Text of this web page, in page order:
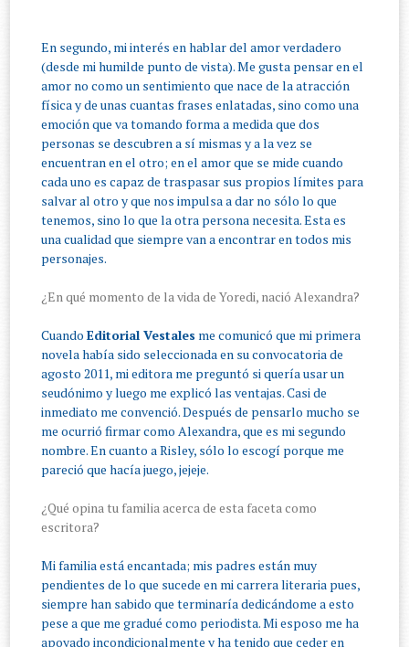
En segundo, mi interés en hablar del amor verdadero
(desde mi humilde punto de vista). Me gusta pensar en el
amor no como un sentimiento que nace de la atracción
física y de unas cuantas frases enlatadas, sino como una
emoción que va tomando forma a medida que dos
personas se descubren a sí mismas y a la vez se
encuentran en el otro; en el amor que se mide cuando
cada uno es capaz de traspasar sus propios límites para
salvar al otro y que nos impulsa a dar no sólo lo que
tenemos, sino lo que la otra persona necesita. Esta es
una cualidad que siempre van a encontrar en todos mis
personajes.
¿En qué momento de la vida de Yoredi, nació Alexandra?
CuandoEditorial Vestales me comunicó que mi primera
novela había sido seleccionada en su convocatoria de
agosto 2011, mi editora me preguntó si quería usar un
seudónimo y luego me explicó las ventajas. Casi de
inmediato me convenció. Después de pensarlo mucho se
me ocurrió firmar como Alexandra, que es mi segundo
nombre. En cuanto a Risley, sólo lo escogí porque me
pareció que hacía juego, jejeje.
¿Qué opina tu familia acerca de esta faceta como
escritora?
Mi familia está encantada; mis padres están muy
pendientes de lo que sucede en mi carrera literaria pues,
siempre han sabido que terminaría dedicándome a esto
pese a que me gradué como periodista. Mi esposo me ha
apoyado incondicionalmente y ha tenido que ceder en